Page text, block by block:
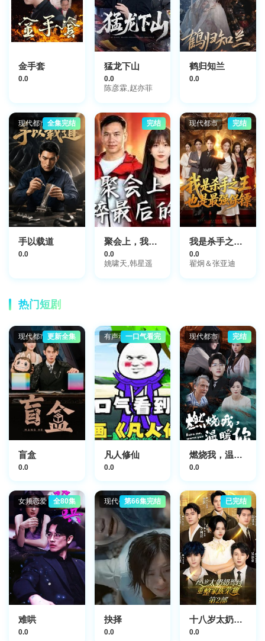
金手套
0.0
猛龙下山
0.0
陈彦霖,赵亦菲
鹤归知兰
0.0
现代都市 全集完结
手以载道
0.0
完结
聚会上，我撕碎最后的温柔
0.0
姚啸天,韩星遥
现代都市 完结
我是杀手之王，也是最强保镖
0.0
翟炯＆张亚迪
热门短剧
现代都市 更新全集
盲盒
0.0
有声动漫一口气看完
凡人修仙
0.0
现代都市 完结
燃烧我，温暖你
0.0
女频恋爱 全80集
难哄
0.0
现代都市第66集完结
抉择
0.0
已完结
十八岁太奶奶驾到，重整家族荣耀2
0.0